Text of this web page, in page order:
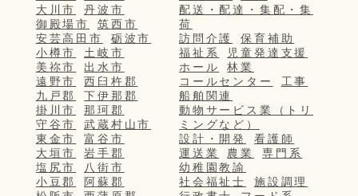
大川市
丹波市
御殿場市
筑西市
安芸高田市
砺波市
小樽市
土岐市
美祢市
出水市
遠野市
西臼杵郡
九戸郡
下伊那郡
掛川市
那珂郡
守谷市
武蔵村山市
東金市
富谷市
大垣市
岩手郡
塩尻市
八街市
小豆郡
阿蘇郡
配送・配達・集配・集
荷
訪問介護
保育補助
福祉系
児童発達支援
ホール
林業
コールセンター
工事
船舶関連
動物サービス業（トリ
ミングなど）
設計・開発
看護師
運送業
農業
専門系
幼稚園教諭
社会福祉士
施設調理